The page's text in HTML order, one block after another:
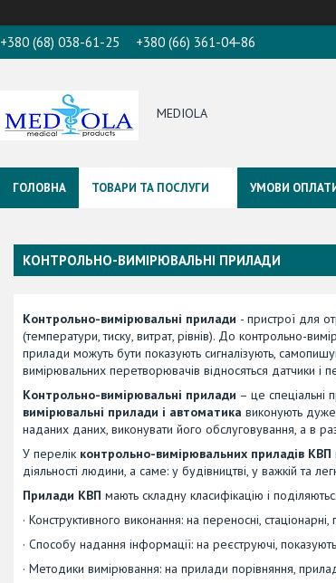
+380 (68) 038-61-25 +380 (66) 361-04-86
MEDIOLA
ГОЛОВНА ТОВАРИ ТА ПОСЛУГИ УМОВИ
КОНТРОЛЬНО-ВИМІРЮВАЛЬНІ ПРИЛАДИ
Контрольно-вимірювальні прилади - пристрої для
(температури, тиску, витрат, рівнів). До контрольно-
прилади можуть бути показують сигналізують,
вимірювальних перетворювачів відносяться датчики
Контрольно-вимірювальні прилади – це спеціальні
вимірювальні прилади і автоматика виконують дуже
наданих даних, виконувати його обслуговування, а в
У перелік контрольно-вимірювальних приладів КВП
діяльності людини, а саме: у будівництві, у важкій та
Прилади КВП мають складну класифікацію і
· Конструктивного виконання: на переносні, стаціонарні,
· Способу надання інформації: на реєструючі,
· Методики вимірювання: на прилади порівняння,